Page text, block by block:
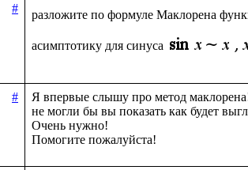
#
разложите по формуле Маклорена
асимптотику для синуса
#
Я впервые слышу про метод
не могли бы вы показать как будет
Очень нужно!